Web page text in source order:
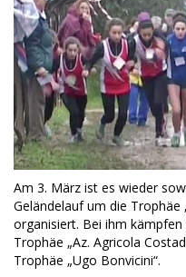
Am 3. März ist es wieder
Geländelauf um die Trophäe
organisiert. Bei ihm
Trophäe „Az. Agricola
Trophäe „Ugo Bonvicini“.